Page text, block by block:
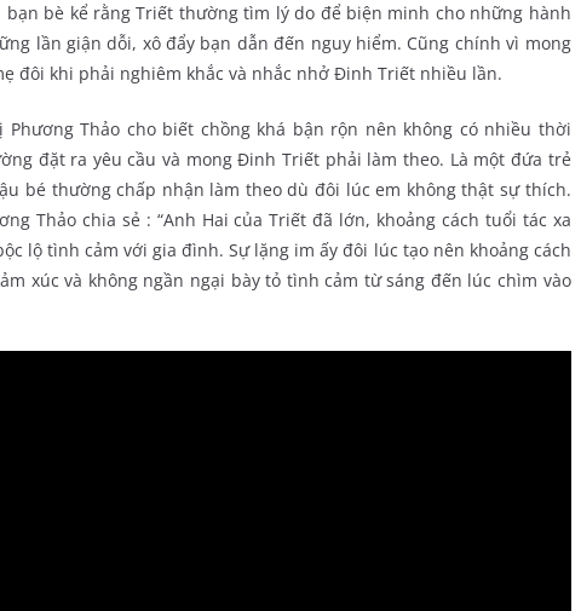
bè kể rằng Triết thường tìm lý do để biện minh cho những hành
lần giận dỗi, xô đẩy bạn dẫn đến nguy hiểm. Cũng chính vì mong
đôi khi phải nghiêm khắc và nhắc nhở Đinh Triết nhiều lần.
Thảo cho biết chồng khá bận rộn nên không có nhiều thời
đặt ra yêu cầu và mong Đinh Triết phải làm theo. Là một đứa trẻ
bé thường chấp nhận làm theo dù đôi lúc em không thật sự thích.
Thảo chia sẻ : “Anh Hai của Triết đã lớn, khoảng cách tuổi tác xa
lộ tình cảm với gia đình. Sự lặng im ấy đôi lúc tạo nên khoảng cách
xúc và không ngần ngại bày tỏ tình cảm từ sáng đến lúc chìm vào